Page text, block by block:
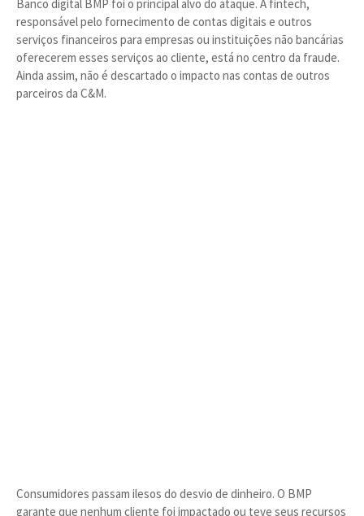
Banco digital BMP foi o principal alvo do ataque. A fintech,
responsável pelo fornecimento de contas digitais e outros
serviços financeiros para empresas ou instituições não bancárias
oferecerem esses serviços ao cliente, está no centro da fraude.
Ainda assim, não é descartado o impacto nas contas de outros
parceiros da C&M.
Consumidores passam ilesos do desvio de dinheiro. O BMP
garante que nenhum cliente foi impactado ou teve seus recursos